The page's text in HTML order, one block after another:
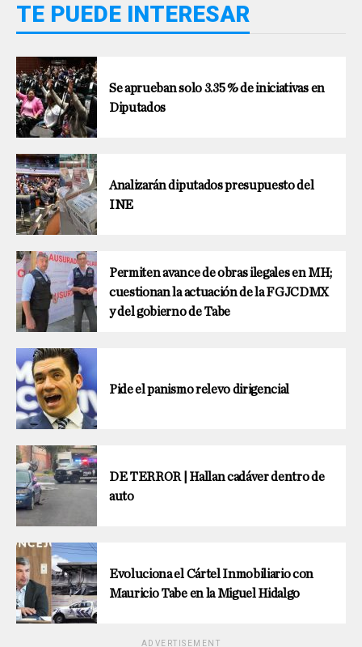
TE PUEDE INTERESAR
Se aprueban solo 3.35 % de iniciativas en
Diputados
Analizarán diputados presupuesto del
INE
Permiten avance de obras ilegales en MH;
cuestionan la actuación de la FGJCDMX
y del gobierno de Tabe
Pide el panismo relevo dirigencial
DE TERROR | Hallan cadáver dentro de
auto
Evoluciona el Cártel Inmobiliario con
Mauricio Tabe en la Miguel Hidalgo
ADVERTISEMENT